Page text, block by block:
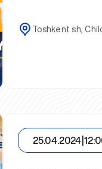
Toshkent sh,
25.04.2024